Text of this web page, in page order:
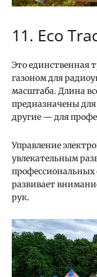
11. Eco
Это единственная
газоном для
масштаба. Длина
предназначены
другие — для
Управление
увлекательным
профессиональных
развивает
рук.